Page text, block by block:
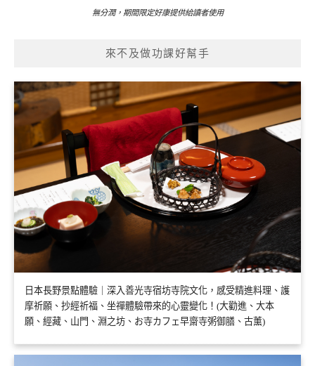
無分潤，期間限定好康提供給讀者使用
來不及做功課好幫手
日本長野景點體驗｜深入善光寺宿坊寺院文化，感受精進料理、護
摩祈願、抄經祈福、坐禪體驗帶來的心靈變化！(大勸進、大本
願、經藏、山門、淵之坊、お寺カフェ早齋寺粥御膳、古薰)